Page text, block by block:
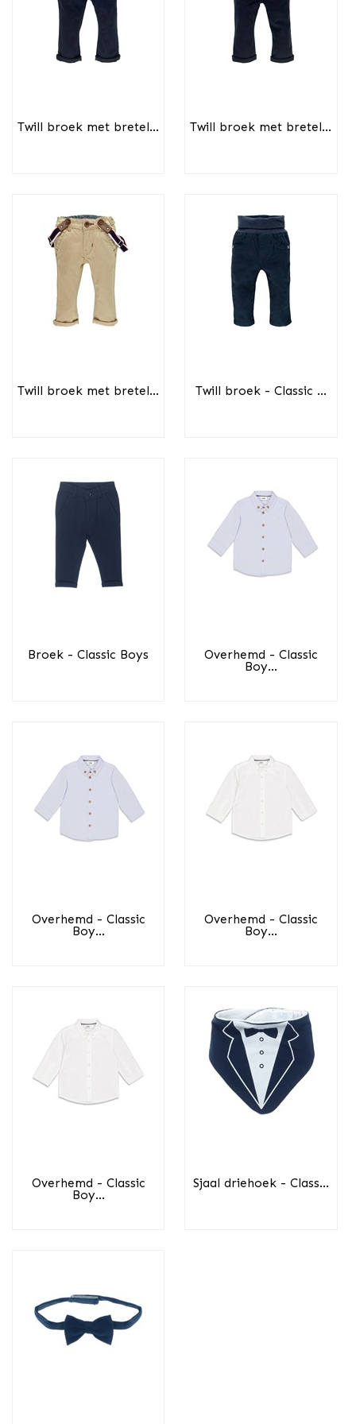
Twill broek met bretel... Twill broek met bretel...
Twill broek met bretel... Twill broek - Classic ...
Broek - Classic Boys
Overhemd - Classic
Boy...
Overhemd - Classic
Boy...
Overhemd - Classic
Boy...
Overhemd - Classic
Boy...
Sjaal driehoek - Class...